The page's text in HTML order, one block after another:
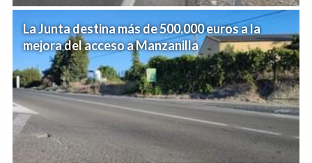
La Junta destina más de 500.000 euros a la
mejora del acceso a Manzanilla